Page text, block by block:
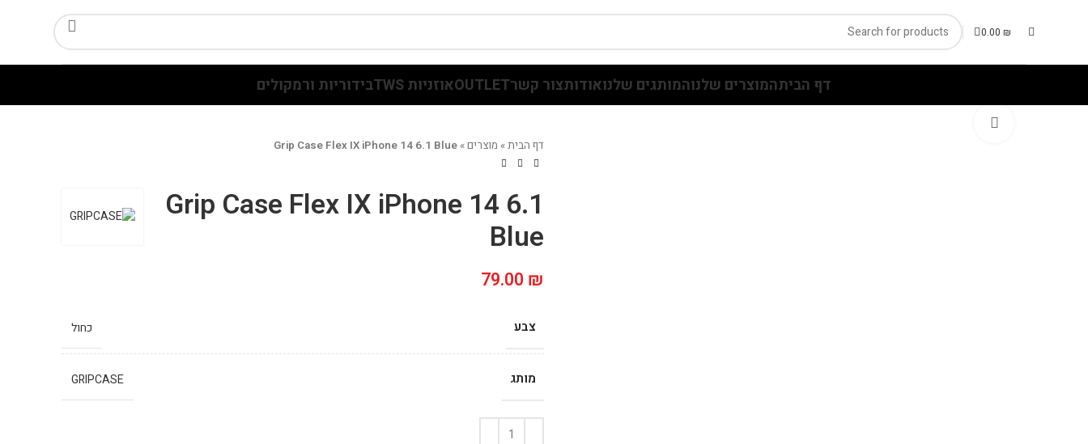
0.00 ₪
דף הביתהמוצרים שלנוהמותגים שלנואודותצור קשרOUTLETאוזניות TWS בידוריות ורמקולים
דף הבית» מוצרים»
Grip Case Flex IX iPhone 14 6.1 Blue
Grip Case Flex IX iPhone 14 6.1
Blue
79.00 ₪
צבע כחול
מותג GRIPCASE